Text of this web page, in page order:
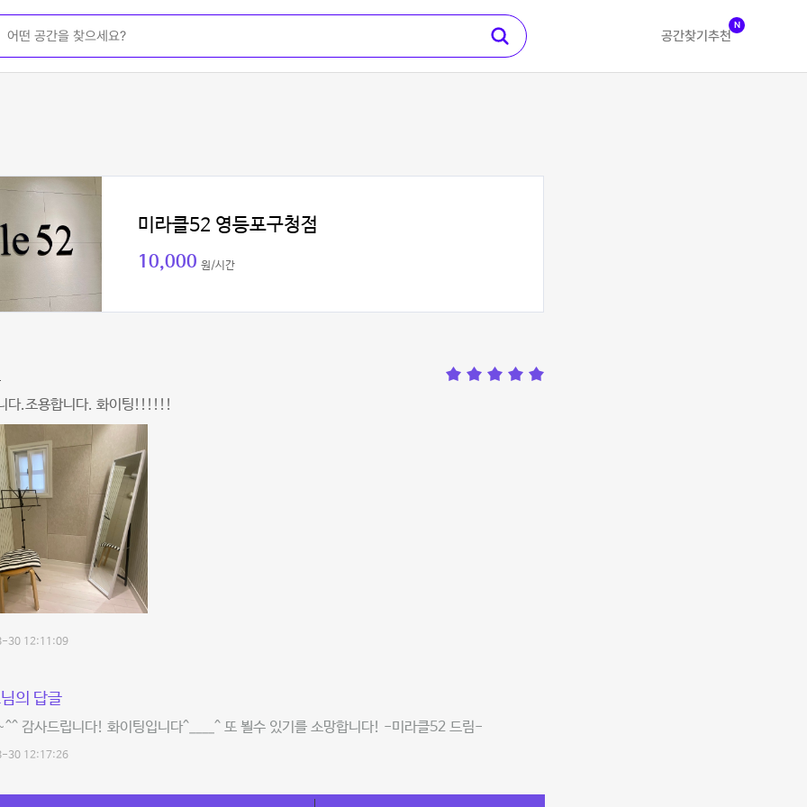
공간찾기 추천
N
미라클52 영등포구청점
10,000 원/시간
다.조용합니다. 화이팅!!!!!!
30 12:11:09
의 답글
감사드립니다! 화이팅입니다^____^ 또 뵐수 있기를 소망합니다! -미라클52 드림-
30 12:17:26